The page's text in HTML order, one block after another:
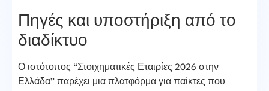
Πηγές και υποστήριξη από το
διαδίκτυο
Ο ιστότοπος “Στοιχηματικές Εταιρίες 2026 στην
Ελλάδα” παρέχει μια πλατφόρμα για παίκτες που